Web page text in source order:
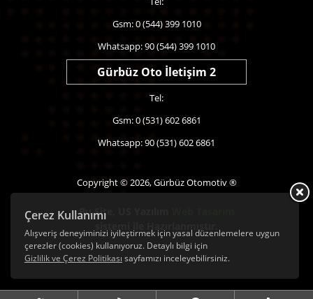
Çerez Kullanımı
Alışveriş deneyiminizi iyileştirmek için yasal düzenlemelere uygun
çerezler (cookies) kullanıyoruz. Detaylı bilgi için
Gizlilik ve Çerez Politikası sayfamızı inceleyebilirsiniz.
Gsm: 0 (544) 399 1010
Whatsapp: 90 (544) 399 1010
Gürbüz Oto İletişim 2
Tel:
Gsm: 0 (531) 602 6861
Whatsapp: 90 (531) 602 6861
Copyright © 2026, Gürbüz Otomotiv ®
Bu Site,